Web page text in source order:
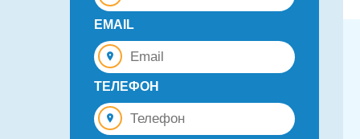
EMAIL
ТЕЛЕФОН